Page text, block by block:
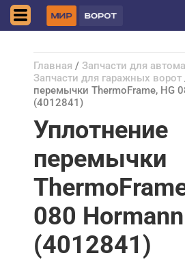
Главная / Запчасти для
Запчасти для гаражных ворот
перемычки ThermoFrame, HG
(4012841)
Уплотнение
перемычки
080 Hormann
(4012841)